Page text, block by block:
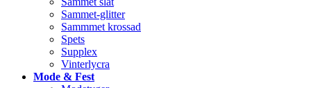
Sammet-glitter
Sammmet krossad
Spets
Supplex
Vinterlycra
Mode & Fest